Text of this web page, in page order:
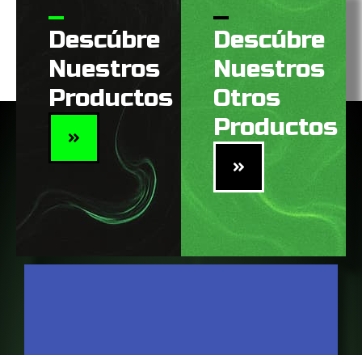
Descúbre
Nuestros
Productos
Descúbre
Nuestros
Otros
Productos